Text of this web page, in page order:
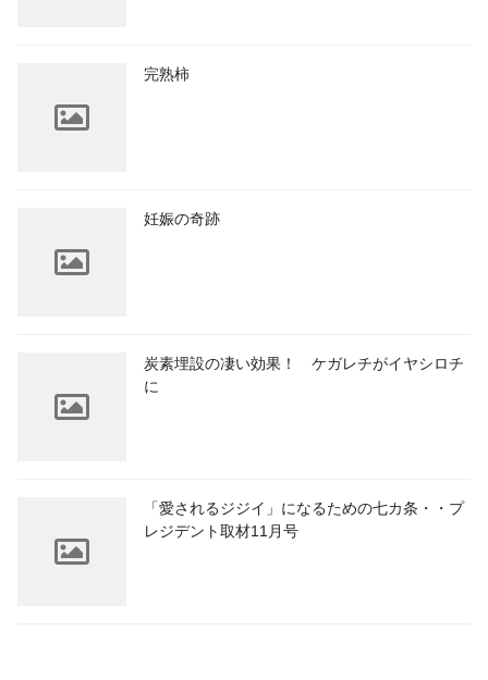
完熟柿
妊娠の奇跡
炭素埋設の凄い効果！ ケガレチがイヤシロチ
に
「愛されるジジイ」になるための七カ条・・プ
レジデント取材11月号